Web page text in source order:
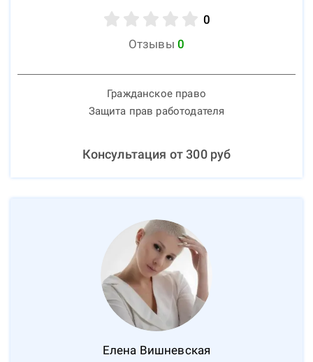
0
Отзывы 0
Гражданское право
Защита прав работодателя
Консультация от300руб
Елена Вишневская